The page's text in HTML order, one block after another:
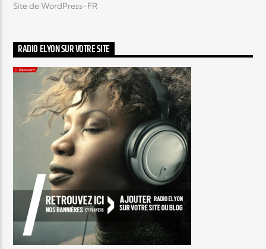
Site de WordPress-FR
RADIO ELYON SUR VOTRE SITE